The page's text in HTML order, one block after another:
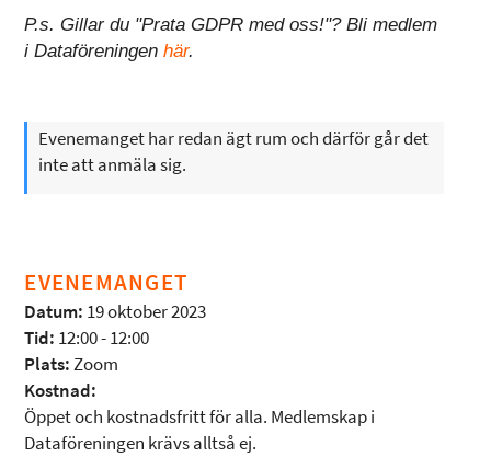
P.s. Gillar du "Prata GDPR med oss!"? Bli medlem
i Dataföreningenhär.
Evenemanget har redan ägt rum och därför går det
inte att anmäla sig.
EVENEMANGET
Datum: 19 oktober 2023
Tid: 12:00 - 12:00
Plats:Zoom
Kostnad:
Öppet och kostnadsfritt för alla. Medlemskap i
Dataföreningen krävs alltså ej.